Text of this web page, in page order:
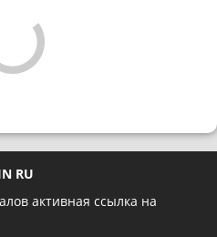
RU
активная ссылка на